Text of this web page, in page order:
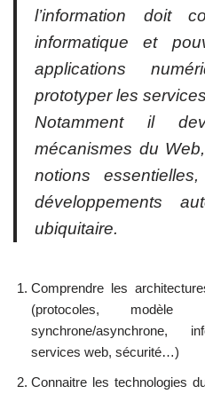
l’information doit
informatique et
applications
prototyper les
Notamment il
mécanismes du
notions
développements
ubiquitaire.
Comprendre les
(protocoles, modèle
synchrone/asynchrone,
services web, sécurité…)
Connaitre les technologies